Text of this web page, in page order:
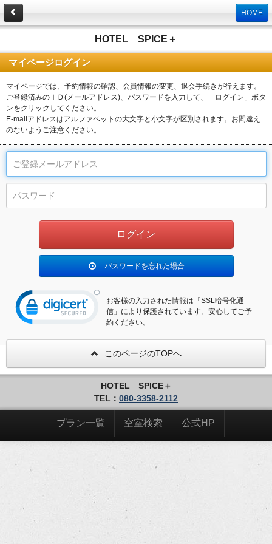
HOME
HOTEL SPICE＋
マイページログイン
マイページでは、予約情報の確認、会員情報の変更、退会手続きが行えます。
ご登録済みのＩＤ(メールアドレス)、パスワードを入力して、「ログイン」ボタ
ンをクリックしてください。
E-mailアドレスはアルファベットの大文字と小文字が区別されます。お間違え
のないようご注意ください。
パスワードを忘れた場合
お客様の入力された情報は「SSL暗号化通
信」により保護されています。安心してご予
約ください。
このページのTOPへ
HOTEL SPICE＋
TEL： 080-3358-2112
プラン一覧 空室検索 公式HP